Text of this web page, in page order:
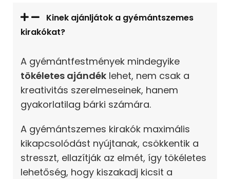
Kinek ajánljátok a gyémántszemes
kirakókat?
A gyémántfestmények mindegyike
tökéletes ajándék lehet, nem csak a
kreativitás szerelmeseinek, hanem
gyakorlatilag bárki számára.
A gyémántszemes kirakók maximális
kikapcsolódást nyújtanak, csökkentik a
stresszt, ellazítják az elmét, így tökéletes
lehetőség, hogy kiszakadj kicsit a